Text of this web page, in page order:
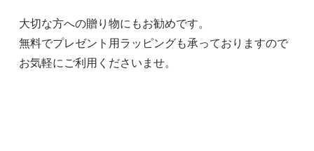
大切な方への贈り物にもお勧めです。
無料でプレゼント用ラッピングも承っておりますので
お気軽にご利用くださいませ。